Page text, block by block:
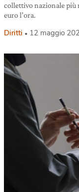
collettivo nazionale più
euro l’ora.
Diritti 12 maggio